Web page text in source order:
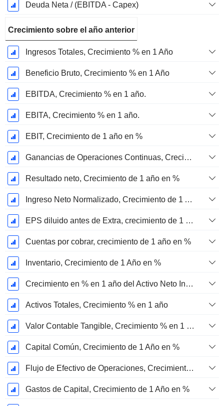
Deuda Neta / (EBITDA - Capex)
Crecimiento sobre el año anterior
Ingresos Totales, Crecimiento % en 1 Año
Beneficio Bruto, Crecimiento % en 1 Año
EBITDA, Crecimiento % en 1 año.
EBITA, Crecimiento % en 1 año.
EBIT, Crecimiento de 1 año en %
Ganancias de Operaciones Continuas, Crecimiento de 1 Año en %
Resultado neto, Crecimiento de 1 año en %
Ingreso Neto Normalizado, Crecimiento de 1 Año en %
EPS diluido antes de Extra, crecimiento de 1 año %
Cuentas por cobrar, crecimiento de 1 año en %
Inventario, Crecimiento de 1 Año en %
Crecimiento en % en 1 año del Activo Neto Inmovilizado Material
Activos Totales, Crecimiento % en 1 año
Valor Contable Tangible, Crecimiento % en 1 año
Capital Común, Crecimiento de 1 Año en %
Flujo de Efectivo de Operaciones, Crecimiento de 1 Año en %
Gastos de Capital, Crecimiento de 1 Año en %